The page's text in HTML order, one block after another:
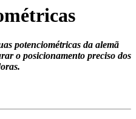
potenciométricas da alemã
o posicionamento preciso dos